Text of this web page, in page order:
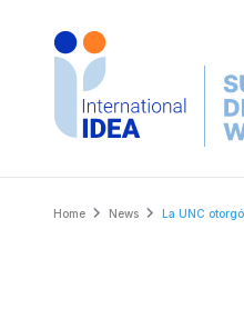
Breadcrumb
Home News La UNC